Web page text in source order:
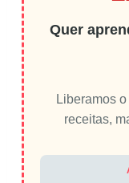
Quer
Liberamos
receitas,